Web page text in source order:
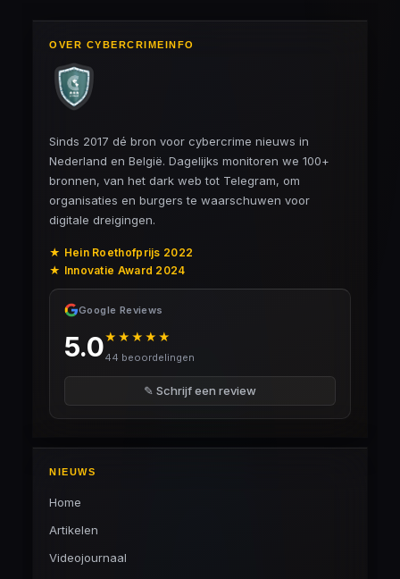
OVER CYBERCRIMEINFO
Sinds 2017 dé bron voor cybercrime nieuws in
Nederland en België. Dagelijks monitoren we 100+
bronnen, van het dark web tot Telegram, om
organisaties en burgers te waarschuwen voor
digitale dreigingen.
★ Hein Roethofprijs 2022
★ Innovatie Award 2024
Google Reviews
5.0★★★★★
44 beoordelingen
✎ Schrijf een review
NIEUWS
Home
Artikelen
Videojournaal